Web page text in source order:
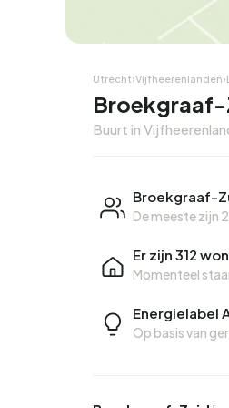
Utrecht›Vijfheerenlanden›
Broekgraaf-
Buurt in
Broekgraaf-
De meeste zijn
Er zijn 312
Momenteel
Energielabel
Op basis van